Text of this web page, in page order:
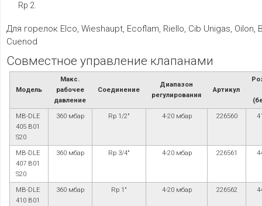
Rp 2.
Для горелок Elco, Wieshaupt, Ecoflam, Riello, Cib Unigas, Oilon,
Cuenod
Совместное управление клапанами
Модель
Макс.
рабочее
давление
Соединение
Диапазон
регулирования
Артикул
MB-DLE
405 B01
S20
360 мбар Rp 1/2" 4-20 мбар 226560
MB-DLE
407 B01
S20
360 мбар Rp 3/4" 4-20 мбар 226561
MB-DLE
410 B01
360 мбар Rp 1" 4-20 мбар 226562